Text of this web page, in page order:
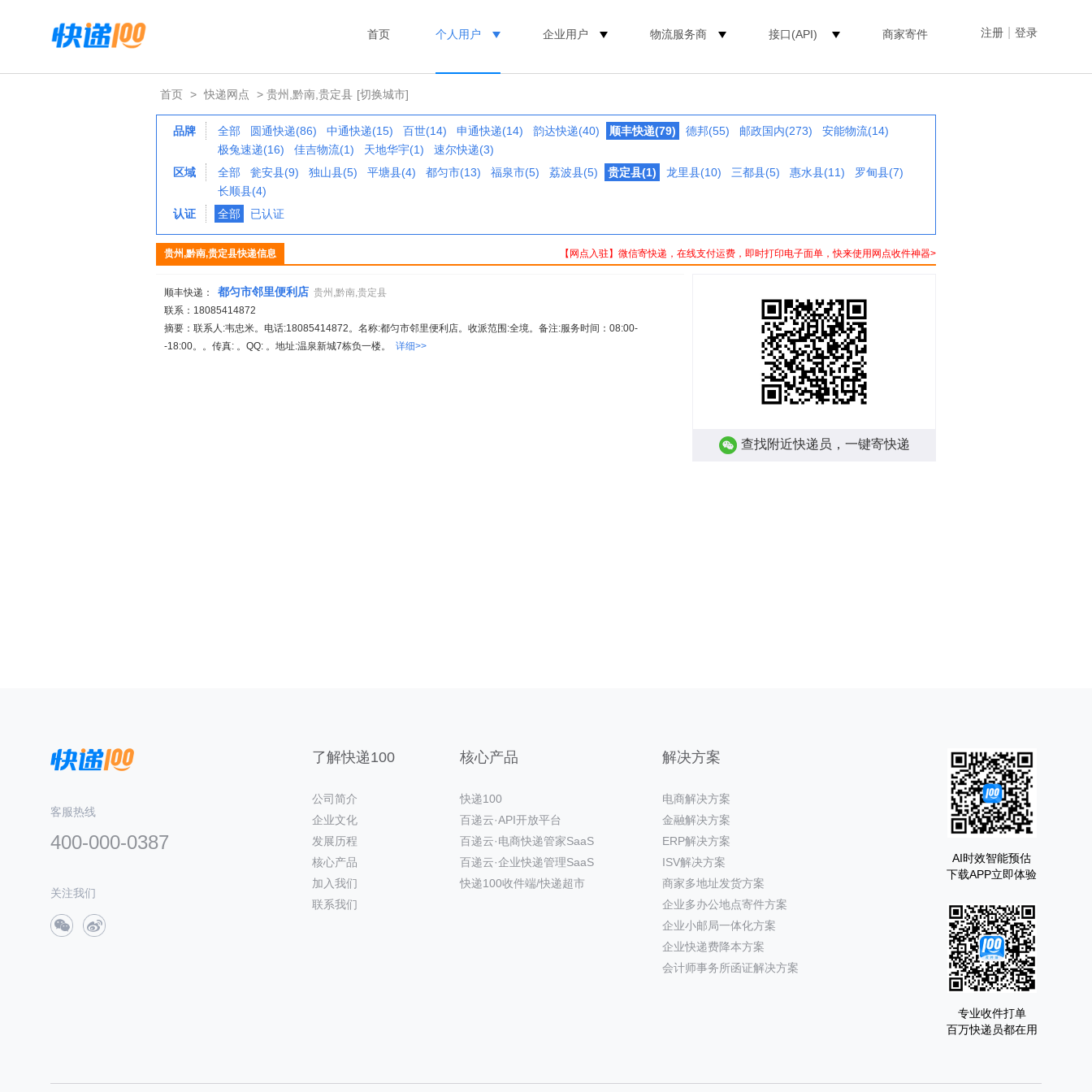
注册 登录
首页 个人用户 企业用户 物流服务商 接口(API) 商家寄件
首页 > 快递网点 > 贵州,黔南,贵定县 [切换城市]
品牌 全部 圆通快递(86) 中通快递(15) 百世(14) 申通快递(14) 韵达快递(40) 顺丰快递(79) 德邦(55) 邮政国内(273)
安能物流(14)
极兔速递(16)
佳吉物流(1) 天地华宇(1)
速尔快递(3)
区域
全部 瓮安县(9) 独山县(5) 平塘县(4) 都匀市(13) 福泉市(5) 荔波县(5) 贵定县(1) 龙里县(10) 三都县(5) 惠水县(11)
罗甸县(7)
长顺县(4)
认证
全部 已认证
【网点入驻】微信寄快递，在线支付运费，即时打印电子面单，快来使用网点收件神器>
贵州,黔南,贵定县快递信息
顺丰快递： 都匀市邻里便利店 贵州,黔南,贵定县
联系：18085414872
摘要：联系人:韦忠米。电话:18085414872。名称:都匀市邻里便利店。收派范围:全境。备注:服务时间：08:00-
-18:00。。传真: 。QQ: 。地址:温泉新城7栋负一楼。 详细>>
查找附近快递员，一键寄快递
客服热线
400-000-0387
关注我们
了解快递100
公司简介
企业文化
发展历程
核心产品
加入我们
联系我们
核心产品
快递100
百递云·API开放平台
百递云·电商快递管家SaaS
百递云·企业快递管理SaaS
快递100收件端/快递超市
解决方案
电商解决方案
金融解决方案
ERP解决方案
ISV解决方案
商家多地址发货方案
企业多办公地点寄件方案
企业小邮局一体化方案
企业快递费降本方案
会计师事务所函证解决方案
AI时效智能预估
下载APP立即体验
专业收件打单
百万快递员都在用